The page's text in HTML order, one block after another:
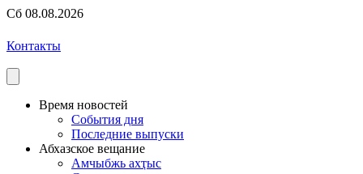
Сб 08.08.2026
Контакты
Время новостей
События дня
Последние выпуски
Абхазское вещание
Амчыбжь ахҭыс